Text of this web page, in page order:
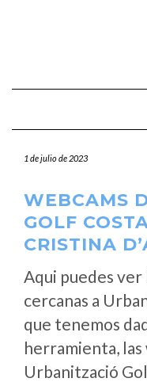
1 de julio de 2023
WEBCAMS
GOLF
CRISTINA
Aqui puedes ver
cercanas a
que tenemos
herramienta, las
Urbanització